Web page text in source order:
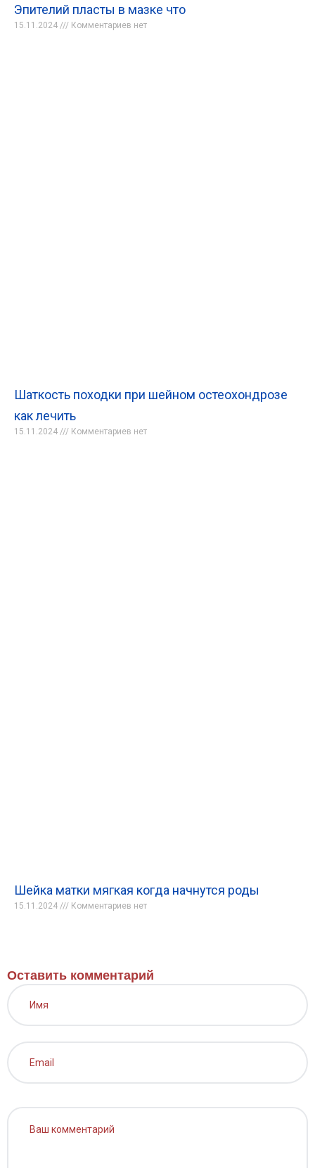
Эпителий пласты в мазке что
15.11.2024 Комментариев нет
Шаткость походки при шейном остеохондрозе
как лечить
15.11.2024 Комментариев нет
Шейка матки мягкая когда начнутся роды
15.11.2024 Комментариев нет
Оставить комментарий